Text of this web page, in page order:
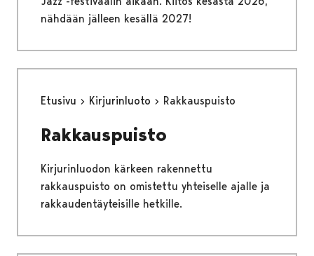
nähdään jälleen kesällä 2027!
Etusivu Kirjurinluoto Rakkauspuisto
Rakkauspuisto
Kirjurinluodon kärkeen rakennettu
rakkauspuisto on omistettu yhteiselle ajalle ja
rakkaudentäyteisille hetkille.